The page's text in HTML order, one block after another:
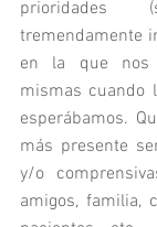
tremendamente
en la que nos
mismas cuando
esperábamos.
más presente
y/o
amigos, familia,